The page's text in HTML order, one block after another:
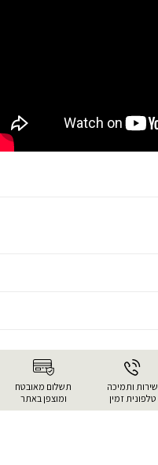
שירות ותמיכה
טלפונית זמין
תשלום מאובטח
ומוצפן באתר